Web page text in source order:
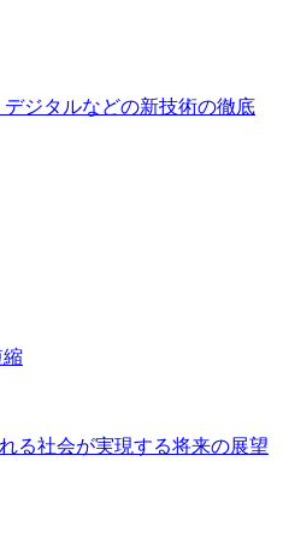
ジタルなどの新技術の徹底
縮
る社会が実現する将来の展望